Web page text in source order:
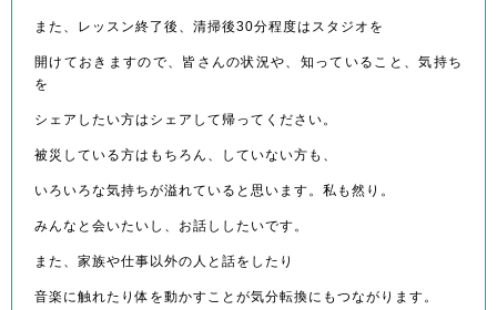
また、レッスン終了後、清掃後30分程度はスタジオを
開けておきますので、皆さんの状況や、知っていること、気持ち
を
シェアしたい方はシェアして帰ってください。
被災している方はもちろん、していない方も、
いろいろな気持ちが溢れていると思います。私も然り。
みんなと会いたいし、お話ししたいです。
また、家族や仕事以外の人と話をしたり
音楽に触れたり体を動かすことが気分転換にもつながります。